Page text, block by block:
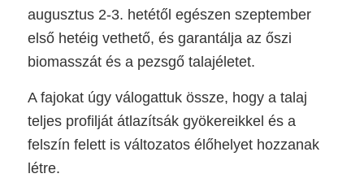
augusztus 2-3. hetétől egészen szeptember
első hetéig vethető, és garantálja az őszi
biomasszát és a pezsgő talajéletet.
A fajokat úgy válogattuk össze, hogy a talaj
teljes profilját átlazítsák gyökereikkel és a
felszín felett is változatos élőhelyet hozzanak
létre.